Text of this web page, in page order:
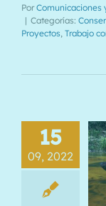
Por Comunicaciones
| Categorías:
Proyectos, Trabajo
15
09, 2022